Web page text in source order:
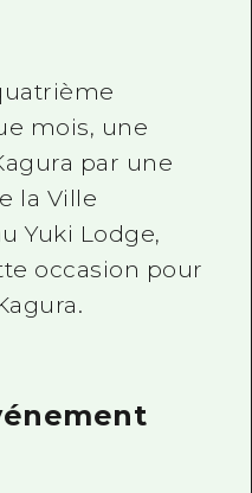
mois, une
par une
la Ville
Yuki Lodge,
occasion pour